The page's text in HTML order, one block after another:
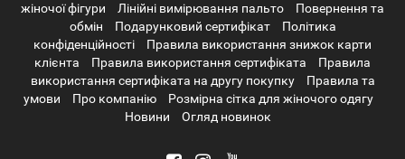
жіночої фігури
Лінійні вимірювання пальто
Повернення та
обмін
Подарунковий сертифікат
Політика
конфіденційності
Правила використання знижок карти
клієнта
Правила використання сертифіката
Правила
використання сертифіката на другу покупку
Правила та
умови
Про компанію
Розмірна сітка для жіночого одягу
Новини
Огляд новинок